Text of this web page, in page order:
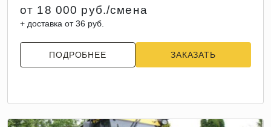
от 18 000 руб./смена
+ доставка от 36 руб.
ПОДРОБНЕЕ ЗАКАЗАТЬ